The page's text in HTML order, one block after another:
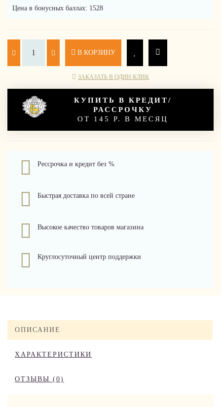
Цена в бонусных баллах: 1528
В КОРЗИНУ
ЗАКАЗАТЬ В ОДИН КЛИК
КУПИТЬ В КРЕДИТ/
РАССРОЧКУ
ОТ 145 Р. В МЕСЯЦ
Рессрочка и кредит без %
Быстрая доставка по всей стране
Высокое качество товаров магазина
Круглосуточный центр поддержки
ОПИСАНИЕ
ХАРАКТЕРИСТИКИ
ОТЗЫВЫ (0)